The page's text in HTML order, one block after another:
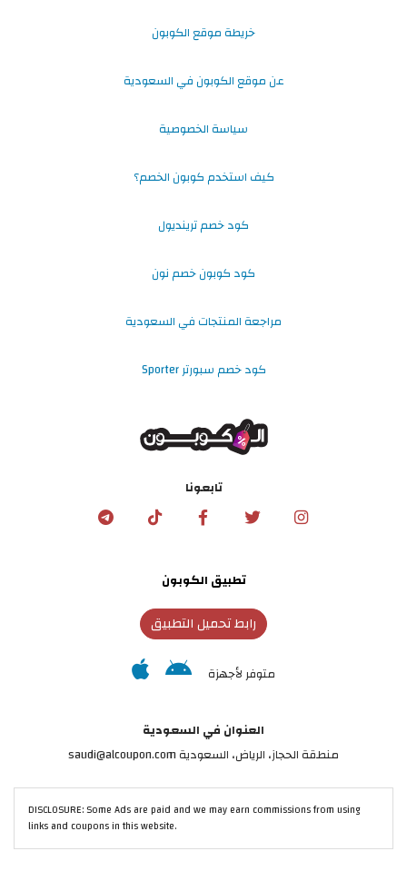
خريطة موقع الكوبون
عن موقع الكوبون في السعودية
سياسة الخصوصية
كيف استخدم كوبون الخصم؟
كود خصم ترينديول
كود كوبون خصم نون
مراجعة المنتجات في السعودية
كود خصم سبورتر Sporter
تابعونا
تطبيق الكوبون
رابط تحميل التطبيق
متوفر لأجهزة
العنوان في السعودية
منطقة الحجاز، الرياض، السعودية saudi@alcoupon.com
DISCLOSURE: Some Ads are paid and we may earn commissions from using
links and coupons in this website.